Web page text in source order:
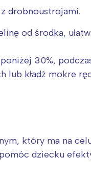
drobnoustrojami.
od środka,
30%,
lub kładź mokre
który ma na
dziecku